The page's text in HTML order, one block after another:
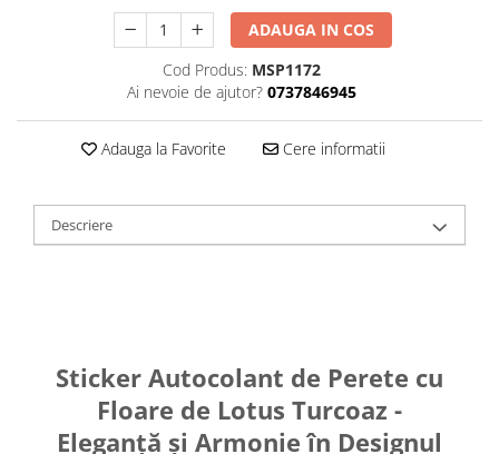
ADAUGA IN COS
Cod Produs: MSP1172
Ai nevoie de ajutor? 0737846945
Adauga la Favorite Cere informatii
Descriere
Sticker Autocolant de Perete cu
Floare de Lotus Turcoaz -
Eleganță și Armonie în Designul